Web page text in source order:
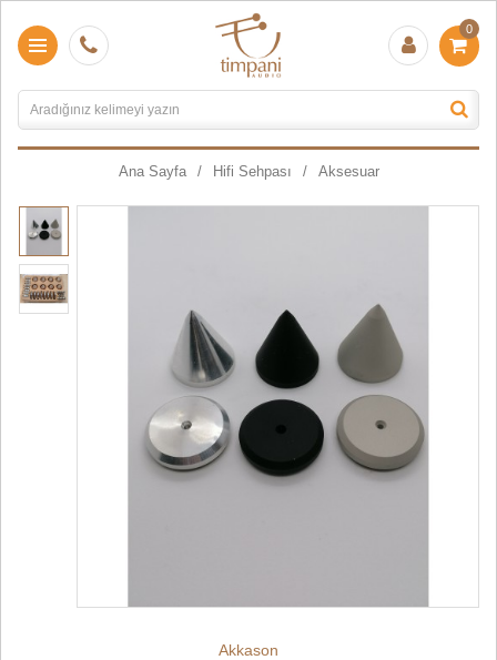
0
Ana Sayfa Hifi Sehpası Aksesuar
Akkason